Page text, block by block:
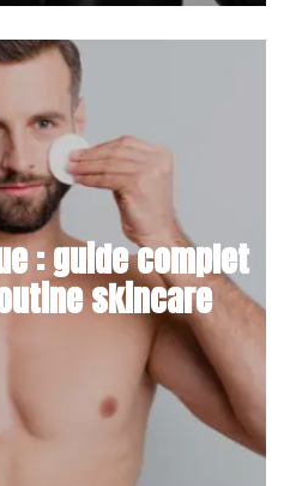
: guide complet
skincare